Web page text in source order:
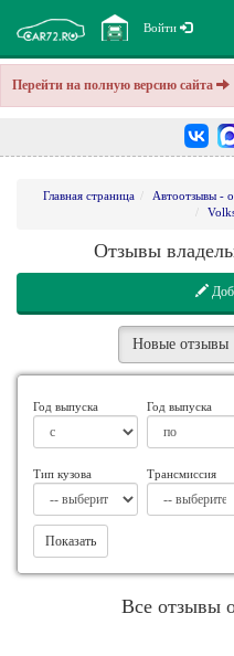
Перейти на полную версию сайта
Войти
Главная страница
Автоотзывы -
Отзывы
Новые отзывы
Год выпуска Год выпуска
Тип кузова Трансмиссия
Показать
Все отзывы